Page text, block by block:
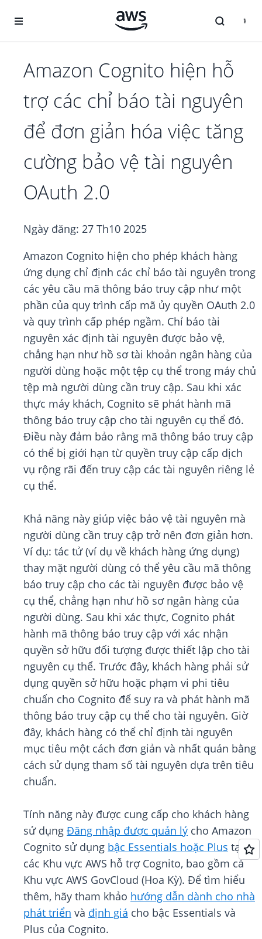
Amazon Cognito hiện hỗ
trợ các chỉ báo tài nguyên
để đơn giản hóa việc tăng
cường bảo vệ tài nguyên
OAuth 2.0
Ngày đăng: 27 Th10 2025
Amazon Cognito hiện cho phép khách hàng
ứng dụng chỉ định các chỉ báo tài nguyên trong
các yêu cầu mã thông báo truy cập như một
phần của quy trình cấp mã ủy quyền OAuth 2.0
và quy trình cấp phép ngầm. Chỉ báo tài
nguyên xác định tài nguyên được bảo vệ,
chẳng hạn như hồ sơ tài khoản ngân hàng của
người dùng hoặc một tệp cụ thể trong máy chủ
tệp mà người dùng cần truy cập. Sau khi xác
thực máy khách, Cognito sẽ phát hành mã
thông báo truy cập cho tài nguyên cụ thể đó.
Điều này đảm bảo rằng mã thông báo truy cập
có thể bị giới hạn từ quyền truy cập cấp dịch
vụ rộng rãi đến truy cập các tài nguyên riêng lẻ
cụ thể.
Khả năng này giúp việc bảo vệ tài nguyên mà
người dùng cần truy cập trở nên đơn giản hơn.
Ví dụ: tác tử (ví dụ về khách hàng ứng dụng)
thay mặt người dùng có thể yêu cầu mã thông
báo truy cập cho các tài nguyên được bảo vệ
cụ thể, chẳng hạn như hồ sơ ngân hàng của
người dùng. Sau khi xác thực, Cognito phát
hành mã thông báo truy cập với xác nhận
quyền sở hữu đối tượng được thiết lập cho tài
nguyên cụ thể. Trước đây, khách hàng phải sử
dụng quyền sở hữu hoặc phạm vi phi tiêu
chuẩn cho Cognito để suy ra và phát hành mã
thông báo truy cập cụ thể cho tài nguyên. Giờ
đây, khách hàng có thể chỉ định tài nguyên
mục tiêu một cách đơn giản và nhất quán bằng
cách sử dụng tham số tài nguyên dựa trên tiêu
chuẩn.
Tính năng này được cung cấp cho khách hàng
sử dụng Đăng nhập được quản lý cho Amazon
Cognito sử dụng bậc Essentials hoặc Plus tại
các Khu vực AWS hỗ trợ Cognito, bao gồm cả
Khu vực AWS GovCloud (Hoa Kỳ). Để tìm hiểu
thêm, hãy tham khảo hướng dẫn dành cho nhà
phát triển và định giá cho bậc Essentials và
Plus của Cognito.